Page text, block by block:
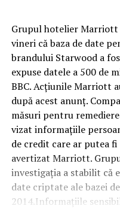
Grupul hotelier
vineri că baza de date
brandului Starwood a
expuse datele a 500 de
BBC. Acţiunile Marriott
după acest anunţ.
măsuri pentru
vizat informaţiile
de credit care ar putea
avertizat Marriott.
investigaţia a stabilit că
date criptate ale bazei
2014.Informaţiile